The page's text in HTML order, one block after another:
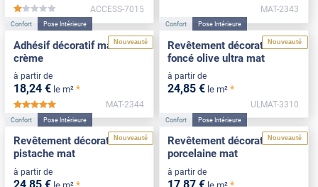
*****
ACCESS-7015 MAT-2343
Nouveauté
Confort Pose Intérieure
Adhésif décoratif mat blanc
crème
à partir de
18,24 € le m² *
*****
MAT-2344
Nouveauté
Confort Pose Intérieure
Revêtement décoratif vert
foncé olive ultra mat
à partir de
24,85 € le m² *
ULMAT-3310
Nouveauté
Confort Pose Intérieure
Revêtement décoratif vert
pistache mat
à partir de
24,85 € *
Nouveauté
Confort Pose Intérieure
Revêtement décoratif
porcelaine mat
à partir de
17 ,87 € *